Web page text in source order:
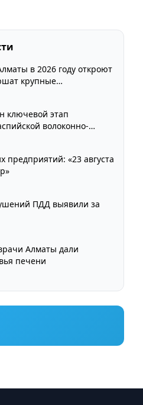
в 2026 году откроют
крупные
ключевой этап
волоконно-
предприятий: «23 августа
ПДД выявили за
Алматы дали